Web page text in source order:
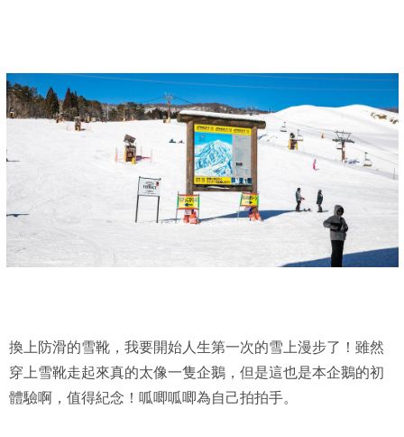
換上防滑的雪靴，我要開始人生第一次的雪上漫步了！雖然
穿上雪靴走起來真的太像一隻企鵝，但是這也是本企鵝的初
體驗啊，值得紀念！呱唧呱唧為自己拍拍手。